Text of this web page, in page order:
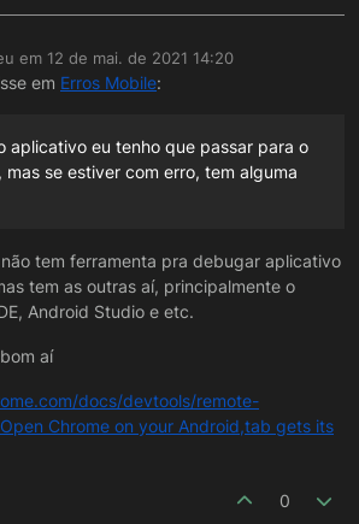
em 12 de mai. de 2021 14:20
por
em Erros Mobile:
aplicativo eu tenho que passar para o
se estiver com erro, tem alguma
tem ferramenta pra debugar aplicativo
tem as outras aí, principalmente o
Android Studio e etc.
aí
docs/devtools/remote-
Chrome on your Android,tab gets its
0